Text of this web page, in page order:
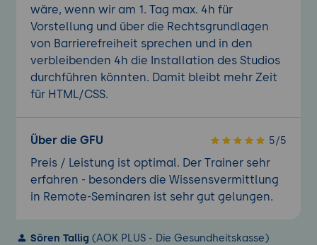
wäre, wenn wir am 1. Tag max. 4h für
Vorstellung und über die Rechtsgrundlagen
von Barrierefreiheit sprechen und in den
verbleibenden 4h die Installation des Studios
durchführen könnten. Damit bleibt mehr Zeit
für HTML/CSS.
Über die GFU 5/5
Preis / Leistung ist optimal. Der Trainer sehr
erfahren - besonders die Wissensvermittlung
in Remote-Seminaren ist sehr gut gelungen.
Sören Tallig (AOK PLUS - Die Gesundheitskasse)